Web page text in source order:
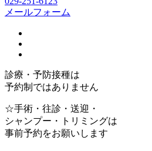
メールフォーム
診療・予防接種は
予約制ではありません
☆手術・往診・送迎・
シャンプー・トリミングは
事前予約をお願いします